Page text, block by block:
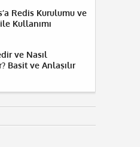
Redis Kurulumu ve
Kullanımı
ve Nasıl
Basit ve Anlaşılır